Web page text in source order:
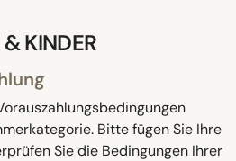
KINDER
Bitte fügen Sie Ihre
Sie die Bedingungen Ihrer